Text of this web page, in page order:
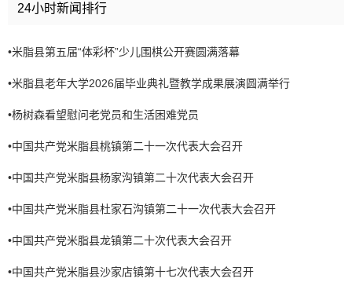
24小时新闻排行
•米脂县第五届“体彩杯”少儿围棋公开赛圆满落幕
•米脂县老年大学2026届毕业典礼暨教学成果展演圆满举行
•杨树森看望慰问老党员和生活困难党员
•中国共产党米脂县桃镇第二十一次代表大会召开
•中国共产党米脂县杨家沟镇第二十次代表大会召开
•中国共产党米脂县杜家石沟镇第二十一次代表大会召开
•中国共产党米脂县龙镇第二十次代表大会召开
•中国共产党米脂县沙家店镇第十七次代表大会召开